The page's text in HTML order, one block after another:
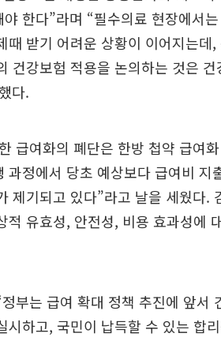
한다”라며 “필수의료 현장에서
때 받기 어려운 상황이 이어지는
건강보험 적용을 논의하는 것은
다.
급여화의 폐단은 한방 첩약 급여
과정에서 당초 예상보다 급여비
제기되고 있다”라고 날을 세웠다.
적 유효성, 안전성, 비용 효과성에
부는 급여 확대 정책 추진에 앞서
시하고, 국민이 납득할 수 있는 합